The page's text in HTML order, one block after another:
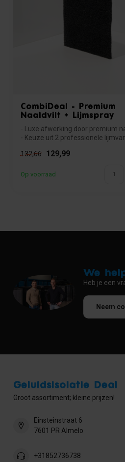
CombiDeal - Premium
Naaldvilt + Lijmspray
- Luxe afwerking door premium
- Keuze uit 2 professionele
132,66 129,99
Op voorraad
We
Heb je een
Neem
Geluidsisolatie Deal
Groot assortiment; kleine prijzen!
Einsteinstraat 6
7601 PR Almelo
+31852736738